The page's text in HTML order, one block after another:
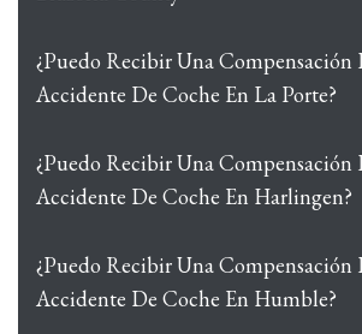
¿Puedo Recibir Una Compensación
Accidente De Coche En La Porte?
¿Puedo Recibir Una Compensación
Accidente De Coche En Harlingen?
¿Puedo Recibir Una Compensación
Accidente De Coche En Humble?